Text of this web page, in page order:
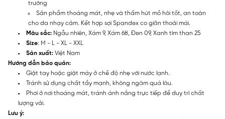
trường
Sản phẩm thoáng mát, nhẹ và thấm hút mồ hôi tốt, an toàn
cho da nhạy cảm. Kết hợp sợi Spandex co giãn thoải mái.
Màu sắc: Ngẫu nhiên, Xám 9, Xám 68, Đen 09, Xanh tím than 25
Size: M - L - XL - XXL
Sản xuất: Việt Nam
Hướng dẫn bảo quản:
Giặt tay hoặc giặt máy ở chế độ nhẹ với nước lạnh.
Tránh sử dụng chất tẩy mạnh, không ngâm quá lâu.
Phơi ở nơi thoáng mát, tránh ánh nắng trực tiếp để duy trì chất
lượng vải.
Lưu ý: